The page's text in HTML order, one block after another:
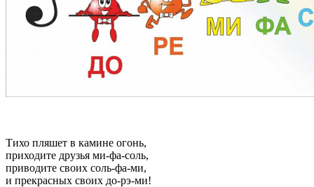
Тихо пляшет в камине огонь,
приходите друзья ми-фа-соль,
приводите своих соль-фа-ми,
и прекрасных своих до-рэ-ми!